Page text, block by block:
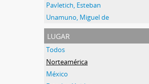
Pavletich, Esteban
Unamuno, Miguel de
lugar
Todos
Norteamérica
México